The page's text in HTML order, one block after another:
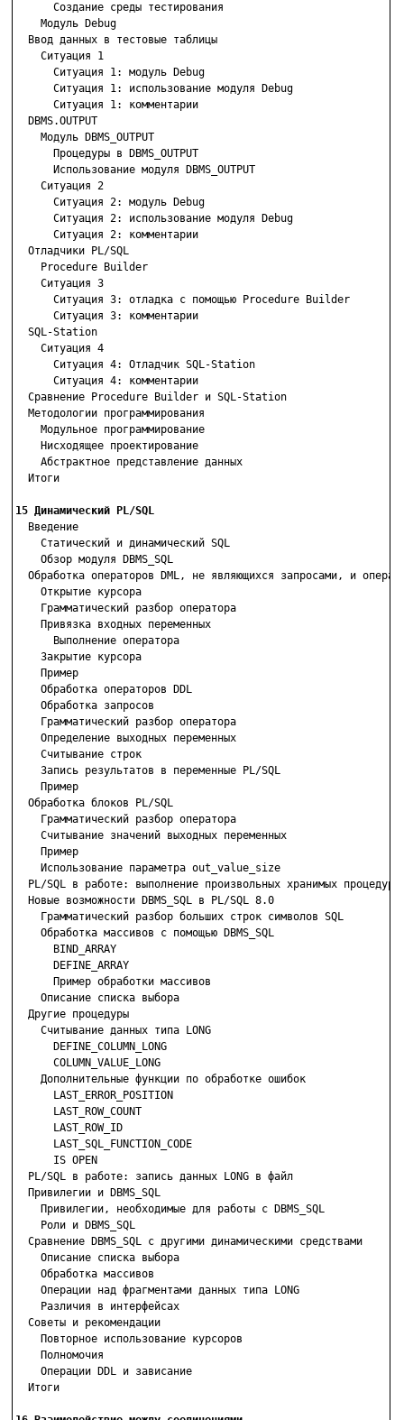
      Создание среды тестирования
    Модуль Debug
  Ввод данных в тестовые таблицы
    Ситуация 1
      Ситуация 1: модуль Debug
      Ситуация 1: использование модуля Debug
      Ситуация 1: комментарии
  DBMS.OUTPUT
    Модуль DBMS_OUTPUT
      Процедуры в DBMS_OUTPUT
      Использование модуля DBMS_OUTPUT
    Ситуация 2
      Ситуация 2: модуль Debug
      Ситуация 2: использование модуля Debug
      Ситуация 2: комментарии
  Отладчики PL/SQL
    Procedure Builder
    Ситуация З
      Ситуация 3: отладка с помощью Procedure Builder
      Ситуация 3: комментарии
  SQL-Station
    Ситуация 4
      Ситуация 4: Отладчик SQL-Station
      Ситуация 4: комментарии
  Сравнение Procedure Builder и SQL-Station
  Методологии программирования
    Модульное программирование
    Нисходящее проектирование
    Абстрактное представление данных
  Итоги
15 Динамический PL/SQL
Введение
    Статический и динамический SQL
    Обзор модуля DBMS_SQL
Обработка операторов DML, не являющихся запросами, и
    Открытие курсора
    Грамматический разбор оператора
    Привязка входных переменных
      Выполнение оператора
    Закрытие курсора
    Пример
    Обработка операторов DDL
    Обработка запросов
    Грамматический разбор оператора
    Определение выходных переменных
    Считывание строк
    Запись результатов в переменные PL/SQL
    Пример
  Обработка блоков PL/SQL
    Грамматический разбор оператора
    Считывание значений выходных переменных
    Пример
    Использование параметра out_value_size
  PL/SQL в работе: выполнение произвольных хранимых процедур
  Новые возможности DBMS_SQL в PL/SQL 8.0
    Грамматический разбор больших строк символов SQL
    Обработка массивов с помощью DBMS_SQL
      BIND_ARRAY
      DEFINE_ARRAY
      Пример обработки массивов
    Описание списка выбора
  Другие процедуры
    Считывание данных типа LONG
      DEFINE_COLUMN_LONG
      COLUMN_VALUE_LONG
    Дополнительные функции по обработке ошибок
      LAST_ERROR_POSITION
      LAST_ROW_COUNT
      LAST_ROW_ID
      LAST_SQL_FUNCTION_CODE
      IS OPEN
  PL/SQL в работе: запись данных LONG в файл
  Привилегии и DBMS_SQL
    Привилегии, необходимые для работы с DBMS_SQL
    Роли и DBMS_SQL
  Сравнение DBMS_SQL с другими динамическими средствами
    Описание списка выбора
    Обработка массивов
    Операции над фрагментами данных типа LONG
    Различия в интерфейсах
  Советы и рекомендации
    Повторное использование курсоров
    Полномочия
    Операции DDL и зависание
  Итоги